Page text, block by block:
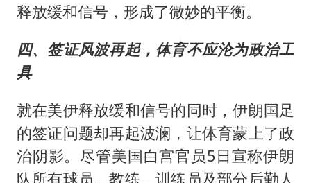
释放缓和信号，形成了微妙的平衡。
四、签证风波再起，体育不应沦为政治工
具
就在美伊释放缓和信号的同时，伊朗国足
的签证问题却再起波澜，让体育蒙上了政
治阴影。尽管美国白宫官员5日宣称伊朗
队所有球员、教练、训练员及部分后勤人